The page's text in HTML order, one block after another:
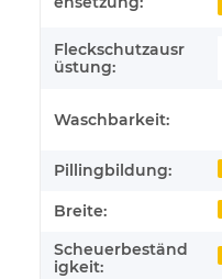
Fleckschutzausr
üstung:
Waschbarkeit:
Pillingbildung:
Breite:
Scheuerbeständ
igkeit: